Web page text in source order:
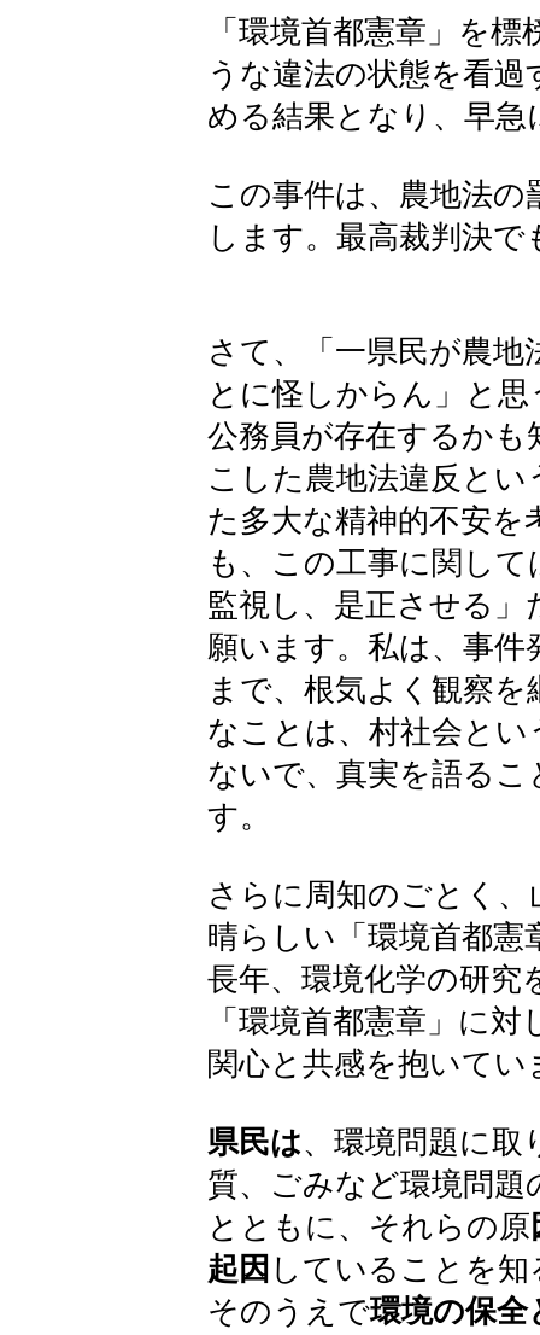
「環境首都憲章」を
うな違法の状態を看
める結果となり、早
この事件は、農地法
します。最高裁判決
さて、「一県民が農
とに怪しからん」と
公務員が存在するか
こした農地法違反と
た多大な精神的不安
も、この工事に関し
監視し、是正させる
願います。私は、事件
まで、根気よく観察
なことは、村社会と
ないで、真実を語る
す。
さらに周知のごとく
晴らしい「環境首都
長年、環境化学の研
「環境首都憲章」に
関心と共感を抱いてい
県民は、環境問題に取
質、ごみなど環境問
とともに、それらの原
起因 していることを
そのうえで環境の保